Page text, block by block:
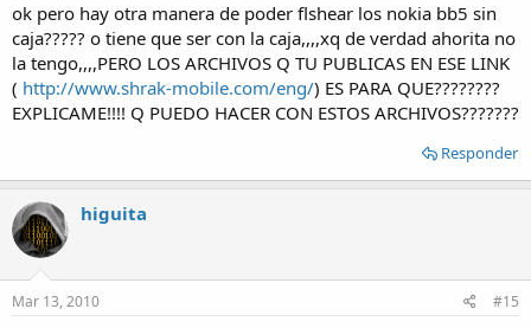
ok pero hay otra manera de poder flshear los nokia bb5 sin
caja????? o tiene que ser con la caja,,,,xq de verdad ahorita no
la tengo,,,,PERO LOS ARCHIVOS Q TU PUBLICAS EN ESE LINK
( http://www.shrak-mobile.com/eng/) ES PARA QUE????????
EXPLICAME!!!! Q PUEDO HACER CON ESTOS ARCHIVOS???????
Responder
higuita
Mar 13, 2010 #15